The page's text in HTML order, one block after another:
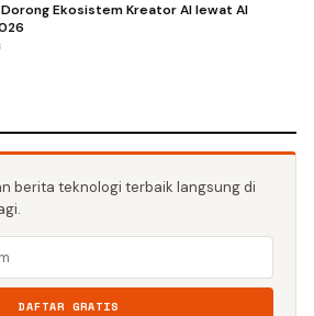
Ekosistem Kreator AI lewat AI
berita teknologi terbaik langsung di
DAFTAR GRATIS